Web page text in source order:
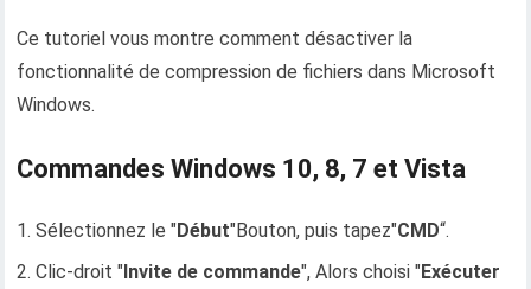
Ce tutoriel vous montre comment désactiver la
fonctionnalité de compression de fichiers dans Microsoft
Windows.
Commandes Windows 10, 8, 7 et Vista
Sélectionnez le "Début"Bouton, puis tapez"CMD“.
Clic-droit "Invite de commande", Alors choisi "Exécuter